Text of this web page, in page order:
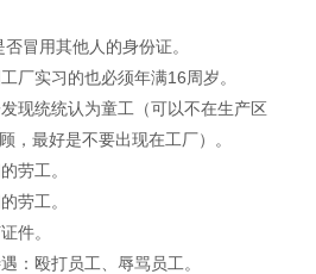
用其他人的身份证。
实习的也必须年满16周岁。
统统认为童工（可以不在生产区
，最好是不要出现在工厂）。
劳工。
劳工。
件。
殴打员工、辱骂员工。